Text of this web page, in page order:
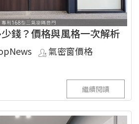
錢？價格與風格一次解析
氣密窗價格
繼續閱讀